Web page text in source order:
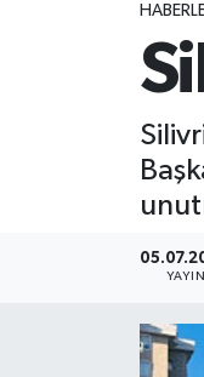
Namaz
Süper Lig
Haber Arşivi